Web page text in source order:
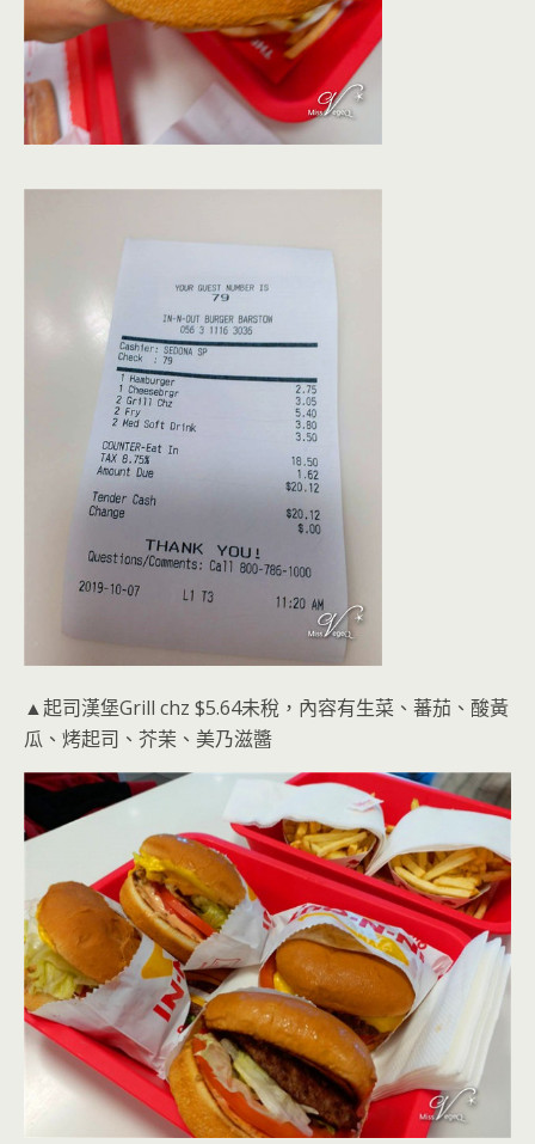
▲起司漢堡Grill chz $5.64未稅，內容有生菜、蕃茄、酸黃
瓜、烤起司、芥茉、美乃滋醬